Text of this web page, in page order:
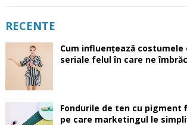
RECENTE
Cum influențează costumele
seriale felul în care ne
Fondurile de ten cu pigment
pe care marketingul le